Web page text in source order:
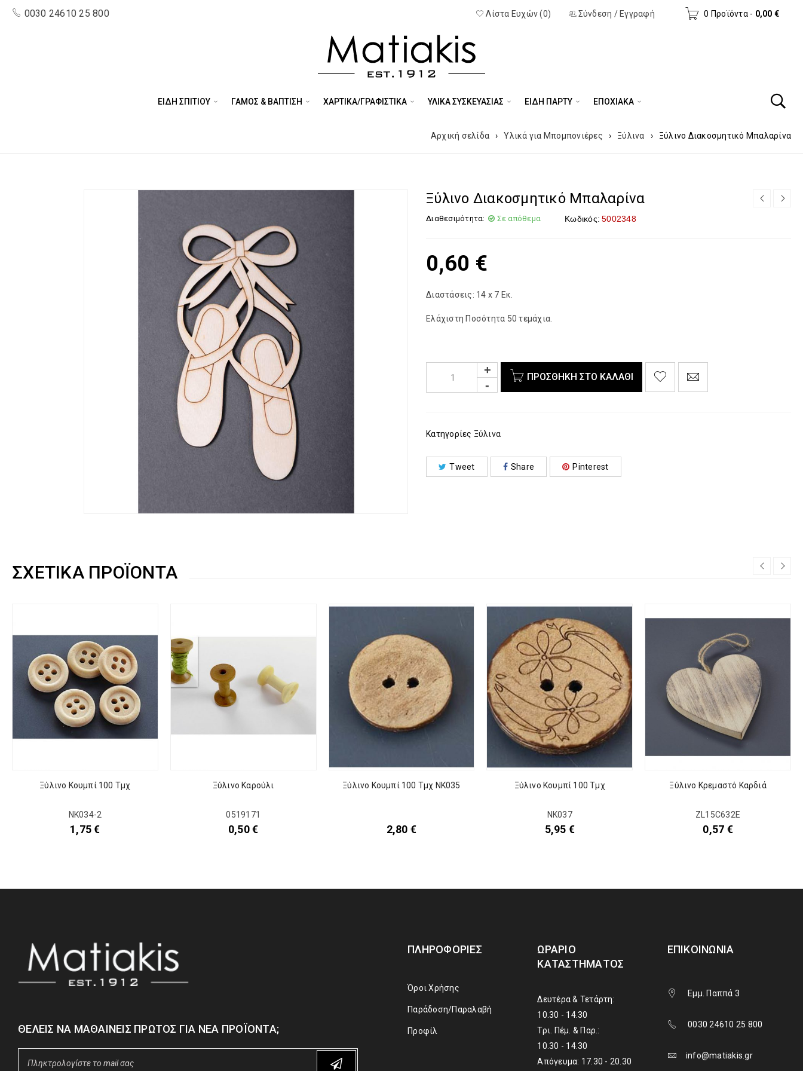
0030 24610 25 800 0 Προϊόντα - 0,00 €
Σύνδεση / Εγγραφή
Λίστα Ευχών (0)
ΕΙΔΗ ΣΠΙΤΙΟΥ ΓΑΜΟΣ & ΒΑΠΤΙΣΗ ΧΑΡΤΙΚΑ/ΓΡΑΦΙΣΤΙΚΑ ΥΛΙΚΑ ΣΥΣΚΕΥΑΣΙΑΣ ΕΊΔΗ ΠΆΡΤΥ ΕΠΟΧΙΑΚΑ
Αρχική σελίδα › Υλικά για Μπομπονιέρες › Ξύλινα › Ξύλινο Διακοσμητικό Μπαλαρίνα
Ξύλινο Διακοσμητικό Μπαλαρίνα
Διαθεσιμότητα: Σε απόθεμα Κωδικός: 5002348
0,60 €
Διαστάσεις: 14 x 7 Εκ.
Ελάχιστη Ποσότητα 50 τεμάχια.
ΠΡΟΣΘΉΚΗ ΣΤΟ ΚΑΛΆΘΙ
Κατηγορίες Ξύλινα
Tweet Share Pinterest
ΣΧΕΤΙΚΆ ΠΡΟΪΌΝΤΑ
Ξύλινο Κουμπί 100 Τμχ
NK034-2
1,75€
Ξύλινο Καρούλι
0519171
0,50€
Ξύλινο Κουμπί 100 Τμχ NK035
2,80 €
Ξύλινο Κουμπί 100 Τμχ
NK037
5,95 €
Ξύλινο Κρεμαστό Καρδιά
ZL15C632E
0,57 €
ΘΈΛΕΙΣ ΝΑ ΜΑΘΑΊΝΕΙΣ ΠΡΏΤΟΣ ΓΙΑ ΝΈΑ ΠΡΟΪΌΝΤΑ;
ΠΛΗΡΟΦΟΡΊΕΣ
Όροι Χρήσης
Παράδοση/Παραλαβή
Προφίλ
ΩΡΆΡΙΟ
ΚΑΤΑΣΤΉΜΑΤΟΣ
Δευτέρα & Τετάρτη:
10.30 - 14.30
Τρι. Πέμ. & Παρ.:
10.30 - 14.30
Απόγευμα: 17.30 - 20.30
ΕΠΙΚΟΙΝΩΝΊΑ
Εμμ. Παππά 3
0030 24610 25 800
info@matiakis.gr